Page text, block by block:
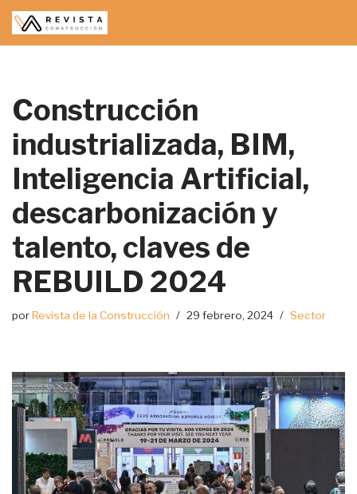
Saltar
Construcción
industrializada, BIM,
Inteligencia Artificial,
descarbonización y
talento, claves de
REBUILD 2024
porRevista de la Construcción 29 febrero, 2024 Sector